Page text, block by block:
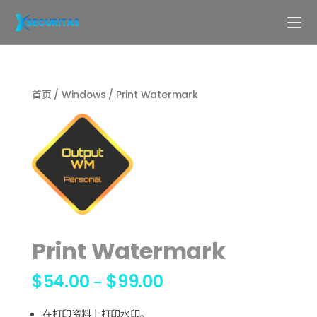
首页 / Windows / Print Watermark
Print Watermark
$54.00 – $99.00
在打印资料上打印水印。